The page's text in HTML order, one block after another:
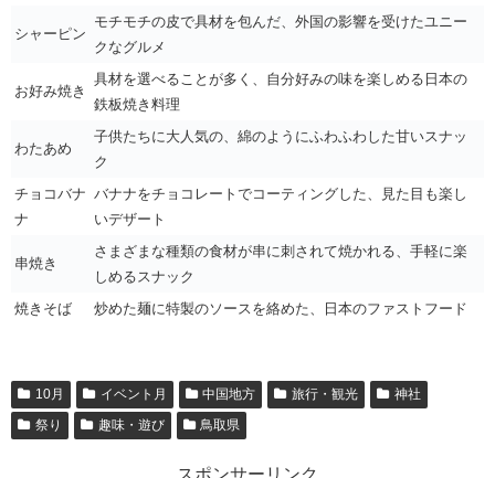
シャーピン
モチモチの皮で具材を包んだ、外国の影響を受けたユニー
クなグルメ
お好み焼き
具材を選べることが多く、自分好みの味を楽しめる日本の
鉄板焼き料理
わたあめ
子供たちに大人気の、綿のようにふわふわした甘いスナッ
ク
チョコバナ
ナ
バナナをチョコレートでコーティングした、見た目も楽し
いデザート
串焼き
さまざまな種類の食材が串に刺されて焼かれる、手軽に楽
しめるスナック
焼きそば
炒めた麺に特製のソースを絡めた、日本のファストフード
10月 イベント月 中国地方 旅行・観光
神社
祭り
趣味・遊び 鳥取県